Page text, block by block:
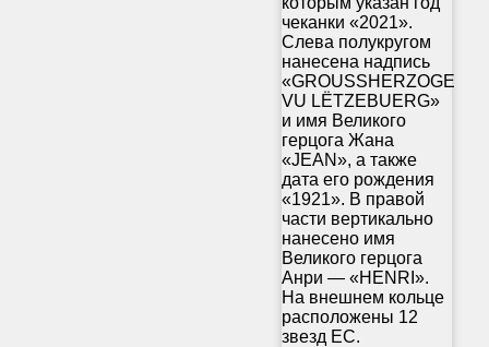
чеканки «2021».
Слева полукругом
нанесена надпись
«GROUSSHERZOGE
VU LËTZEBUERG»
и имя Великого
герцога Жана
«JEAN», а также
дата его рождения
«1921». В правой
части вертикально
нанесено имя
Великого герцога
Анри — «HENRI».
На внешнем кольце
расположены 12
звезд ЕС.